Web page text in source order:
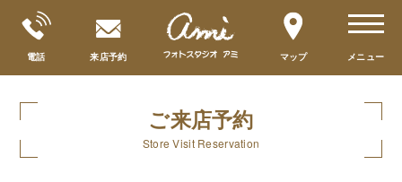
ご来店予約
Store Visit Reservation
toggle
電話 来店予約 マップ メニュー